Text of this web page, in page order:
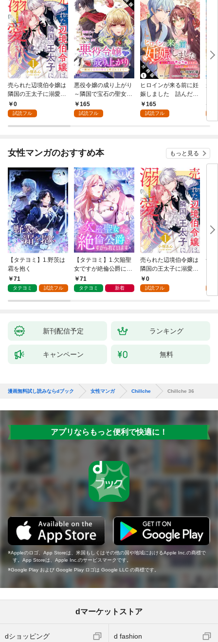
売られた辺境伯令嬢は
隣国の王太子に溺愛さ
れる 1
0
試読フル
悪役令嬢の成り上がり
～隣国で宝石の聖女と
呼ばれるまで～（コミ
ック） 分冊版 1
165
試読フル
ヒロインが来る前に妊
娠しました 詰んだは
ずの悪役令嬢ですが、
どうやら違うようです
165
試読フル
か
女性マンガのおすすめ本 もっと見る
【タテヨミ】1.野茨は
霜を抱く
71
タテヨミ 試読フル
【タテヨミ】1.欠陥聖
女ですが絶倫公爵にす
がられています
71
タテヨミ 新着
売られた辺境伯令嬢は
隣国の王太子に溺愛さ
れる 1
0
試読フル
千
家
新刊配信予定 ランキング
キャンペーン 無料
漫画無料試し読みならdブック 女性マンガ Chillche Chillche 36
アプリならもっと便利で快適に！
Appleのロゴ、App Storeは、米国もしくはその他の国や地域におけるApple Inc.の商標で
す。App Storeは、Apple Inc.のサービスマークです。
Google Play および Google Play ロゴは Google LLC の商標です。
dマーケットストア
dショッピング d fashion